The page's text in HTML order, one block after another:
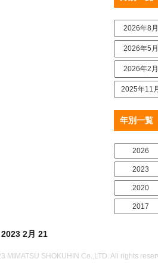
2026年8月
2026年5月
2026年2月
2025年11
年別一覧
2026
2023
2020
2017
2023 2月 21
MIMATSU SHOKUHIN Co.,LTD. All rights